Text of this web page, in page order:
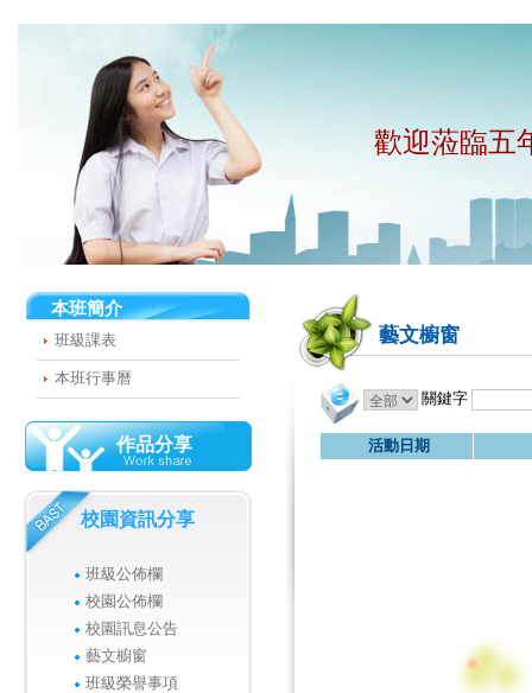
歡迎蒞臨五
本班簡介
班級課表
本班行事曆
作品分享
校園資訊分享
班級公佈欄
校園公佈欄
校園訊息公告
藝文櫥窗
班級榮譽事項
藝文櫥窗
關鍵字
活動日期